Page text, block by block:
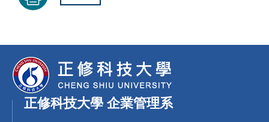
正修科技大學 企業管理系